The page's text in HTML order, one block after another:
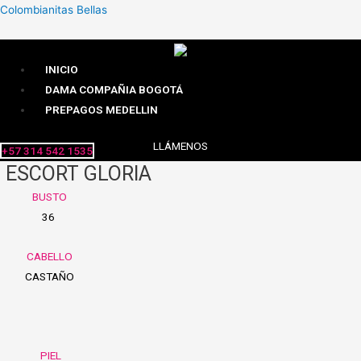
Colombianitas Bellas
INICIO
DAMA COMPAÑIA BOGOTÁ
PREPAGOS MEDELLIN
LLÁMENOS
+57 314 542 1535
ESCORT GLORIA
BUSTO
36
CABELLO
CASTAÑO
PIEL